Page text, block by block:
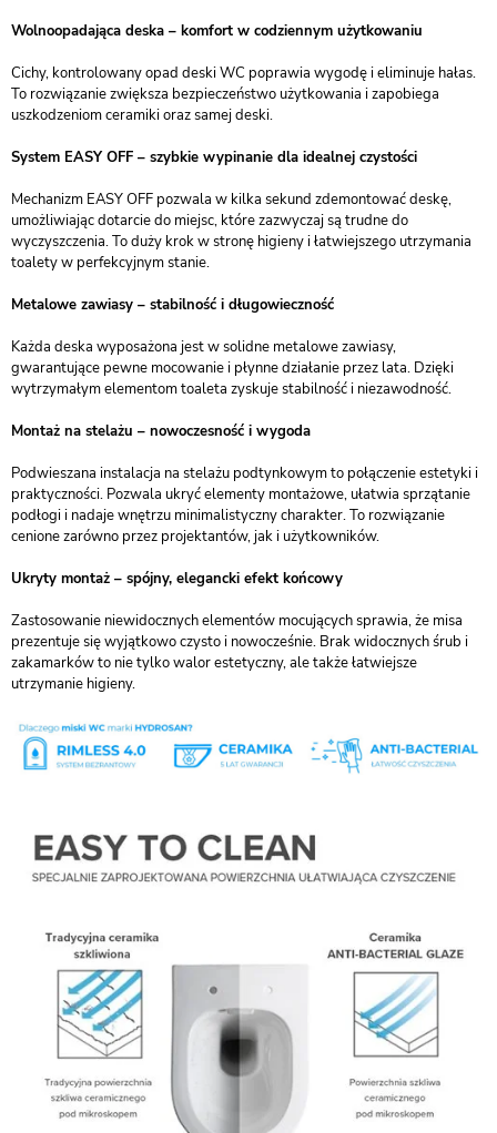
Wolnoopadająca deska – komfort w codziennym użytkowaniu
Cichy, kontrolowany opad deski WC poprawia wygodę i eliminuje hałas.
To rozwiązanie zwiększa bezpieczeństwo użytkowania i zapobiega
uszkodzeniom ceramiki oraz samej deski.
System EASY OFF – szybkie wypinanie dla idealnej czystości
Mechanizm EASY OFF pozwala w kilka sekund zdemontować deskę,
umożliwiając dotarcie do miejsc, które zazwyczaj są trudne do
wyczyszczenia. To duży krok w stronę higieny i łatwiejszego utrzymania
toalety w perfekcyjnym stanie.
Metalowe zawiasy – stabilność i długowieczność
Każda deska wyposażona jest w solidne metalowe zawiasy,
gwarantujące pewne mocowanie i płynne działanie przez lata. Dzięki
wytrzymałym elementom toaleta zyskuje stabilność i niezawodność.
Montaż na stelażu – nowoczesność i wygoda
Podwieszana instalacja na stelażu podtynkowym to połączenie estetyki i
praktyczności. Pozwala ukryć elementy montażowe, ułatwia sprzątanie
podłogi i nadaje wnętrzu minimalistyczny charakter. To rozwiązanie
cenione zarówno przez projektantów, jak i użytkowników.
Ukryty montaż – spójny, elegancki efekt końcowy
Zastosowanie niewidocznych elementów mocujących sprawia, że misa
prezentuje się wyjątkowo czysto i nowocześnie. Brak widocznych śrub i
zakamarków to nie tylko walor estetyczny, ale także łatwiejsze
utrzymanie higieny.